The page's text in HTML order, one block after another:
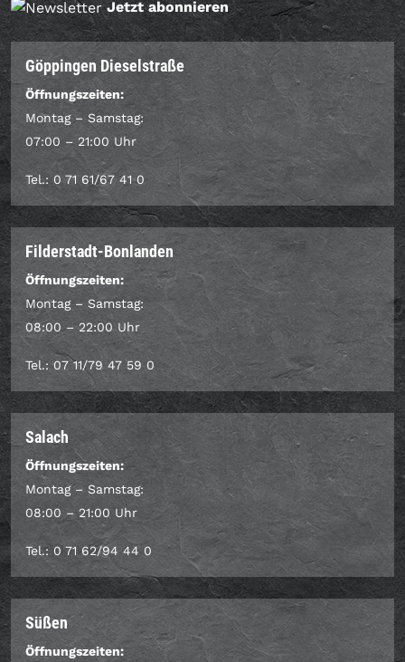
Jetzt abonnieren
Göppingen Dieselstraße
Öffnungszeiten:
Montag – Samstag:
07:00 – 21:00 Uhr
Tel.: 0 71 61/67 41 0
Filderstadt-Bonlanden
Öffnungszeiten:
Montag – Samstag:
08:00 – 22:00 Uhr
Tel.: 07 11/79 47 59 0
Salach
Öffnungszeiten:
Montag – Samstag:
08:00 – 21:00 Uhr
Tel.: 0 71 62/94 44 0
Süßen
Öffnungszeiten: